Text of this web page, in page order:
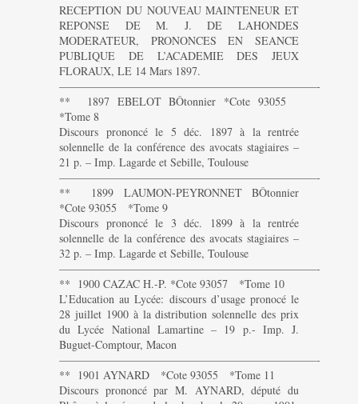
RECEPTION DU NOUVEAU MAINTENEUR ET
REPONSE DE M. J. DE LAHONDES
MODERATEUR, PRONONCES EN SEANCE
PUBLIQUE DE L’ACADEMIE DES JEUX
FLORAUX, LE 14 Mars 1897.
———————————————————————-
** 1897 EBELOT BÔtonnier *Cote 93055
*Tome 8
Discours prononcé le 5 déc. 1897 à la rentrée
solennelle de la conférence des avocats stagiaires –
21 p. – Imp. Lagarde et Sebille, Toulouse
———————————————————————-
** 1899 LAUMON-PEYRONNET BÔtonnier
*Cote 93055 *Tome 9
Discours prononcé le 3 déc. 1899 à la rentrée
solennelle de la conférence des avocats stagiaires –
32 p. – Imp. Lagarde et Sebille, Toulouse
———————————————————————-
** 1900 CAZAC H.-P. *Cote 93057 *Tome 10
L’Education au Lycée: discours d’usage pronocé le
28 juillet 1900 à la distribution solennelle des prix
du Lycée National Lamartine – 19 p.- Imp. J.
Buguet-Comptour, Macon
———————————————————————-
** 1901 AYNARD *Cote 93055 *Tome 11
Discours prononcé par M. AYNARD, député du